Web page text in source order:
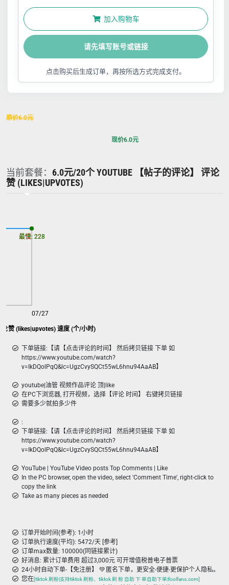
加入购物车
请先填写账号或链接
点击购买后生成订单，再按所选方式完成支付。
原价6.0元
现价6.0元
当前套餐： 6.0元/20个 YOUTUBE 【帖子的评论】 评论
赞 (LIKES|UPVOTES)
赞 (likes|upvotes) 速度 (个/小时)
07/27
最慢: 228
最快: 228
下单链接:【请【点击评论的时间】 然后拷贝链接 下单 如
https://www.youtube.com/watch?
v=IkDQolPqQ&lc=UgzCvySQCt55wL6hnu94AaAB】
youtube|油管 视频作品评论 顶|like
在PC下浏览器, 打开视频，选择【评论 时间】 右键拷贝链接
需要多少就拍多少件
:
下单链接:【请【点击评论的时间】 然后拷贝链接 下单 如
https://www.youtube.com/watch?
v=IkDQolPqQ&lc=UgzCvySQCt55wL6hnu94AaAB】
YouTube | YouTube Video posts Top Comments | Like
In the PC browser, open the video, select 'Comment Time', right-click to
copy the link
Take as many pieces as needed
订单开始时间(参考): 1小时
订单执行速度(平均): 5472/天 [参考]
订单max数量: 100000(同链接累计)
好消息: 累计订单费用 超过3,000元 可开增值税普电子普票
24小时自动下单-【免注册】 💚 匿名下单，更安全-便捷-更保护个人隐私。
您在[tiktok 刷粉|支持tiktok 刷粉、tiktok 刷 粉 自助 下 单自助下单|foolfans.com]